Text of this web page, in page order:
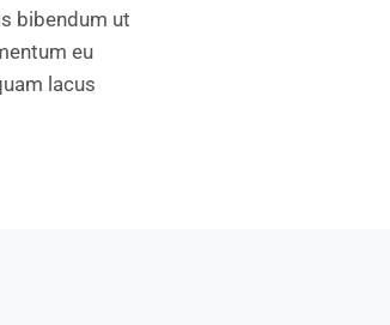
bibendum ut
eu
lacus